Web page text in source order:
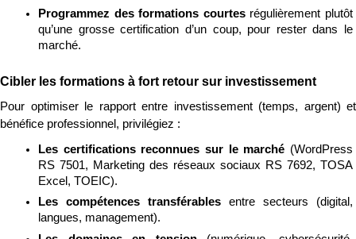
Programmez des formations courtes régulièrement plutôt
qu’une grosse certification d’un coup, pour rester dans le
marché.
Cibler les formations à fort retour sur investissement
Pour optimiser le rapport entre investissement (temps, argent) et
bénéfice professionnel, privilégiez :
Les certifications reconnues sur le marché (WordPress
RS 7501, Marketing des réseaux sociaux RS 7692, TOSA
Excel, TOEIC).
Les compétences transférables entre secteurs (digital,
langues, management).